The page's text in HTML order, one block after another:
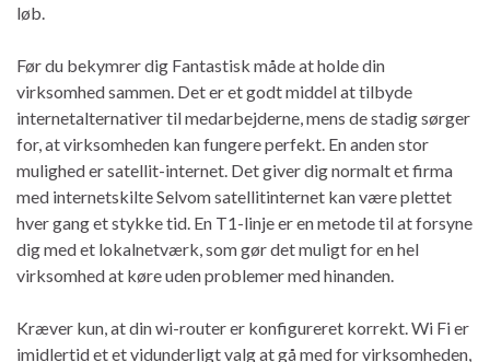
løb.
Før du bekymrer dig Fantastisk måde at holde din
virksomhed sammen. Det er et godt middel at tilbyde
internetalternativer til medarbejderne, mens de stadig sørger
for, at virksomheden kan fungere perfekt. En anden stor
mulighed er satellit-internet. Det giver dig normalt et firma
med internetskilte Selvom satellitinternet kan være plettet
hver gang et stykke tid. En T1-linje er en metode til at forsyne
dig med et lokalnetværk, som gør det muligt for en hel
virksomhed at køre uden problemer med hinanden.
Kræver kun, at din wi-router er konfigureret korrekt. Wi Fi er
imidlertid et et vidunderligt valg at gå med for virksomheden,